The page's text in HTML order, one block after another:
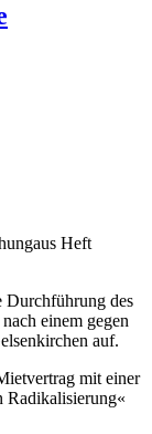
Heft
Durchführung des
einem gegen
auf.
mit einer
Radikalisierung«